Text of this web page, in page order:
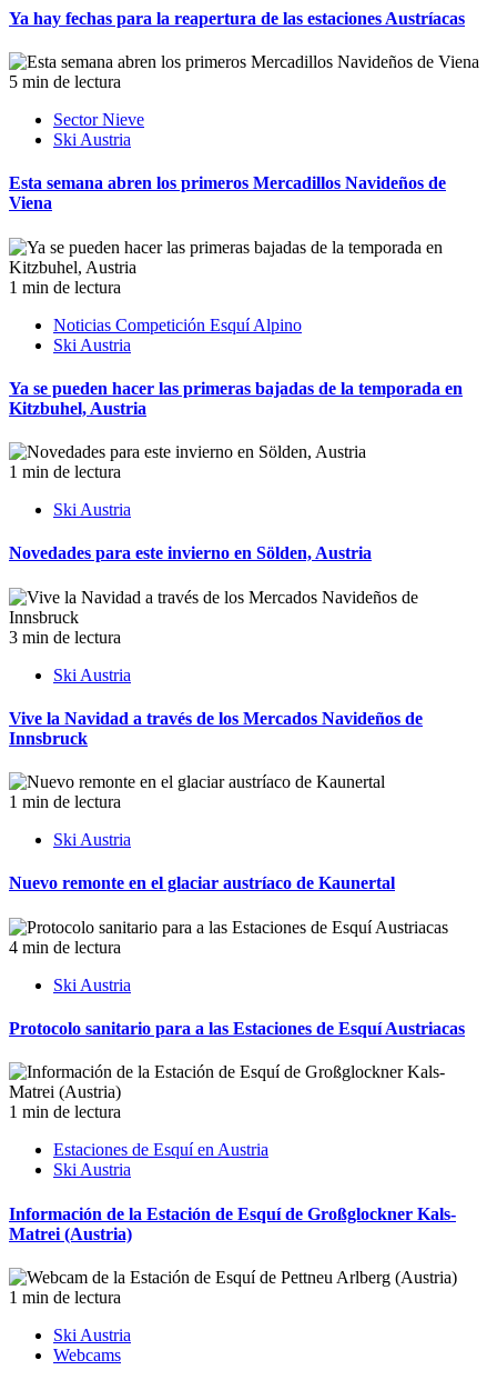
Ya hay fechas para la reapertura de las estaciones Austríacas
5 min de lectura
Sector Nieve
Ski Austria
Esta semana abren los primeros Mercadillos Navideños de
Viena
1 min de lectura
Noticias Competición Esquí Alpino
Ski Austria
Ya se pueden hacer las primeras bajadas de la temporada en
Kitzbuhel, Austria
1 min de lectura
Ski Austria
Novedades para este invierno en Sölden, Austria
3 min de lectura
Ski Austria
Vive la Navidad a través de los Mercados Navideños de
Innsbruck
1 min de lectura
Ski Austria
Nuevo remonte en el glaciar austríaco de Kaunertal
4 min de lectura
Ski Austria
Protocolo sanitario para a las Estaciones de Esquí Austriacas
1 min de lectura
Estaciones de Esquí en Austria
Ski Austria
Información de la Estación de Esquí de Großglockner Kals-
Matrei (Austria)
1 min de lectura
Ski Austria
Webcams